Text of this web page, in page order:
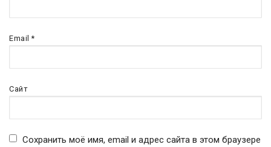
Email*
Сайт
Сохранить моё имя, email и адрес сайта в этом браузере